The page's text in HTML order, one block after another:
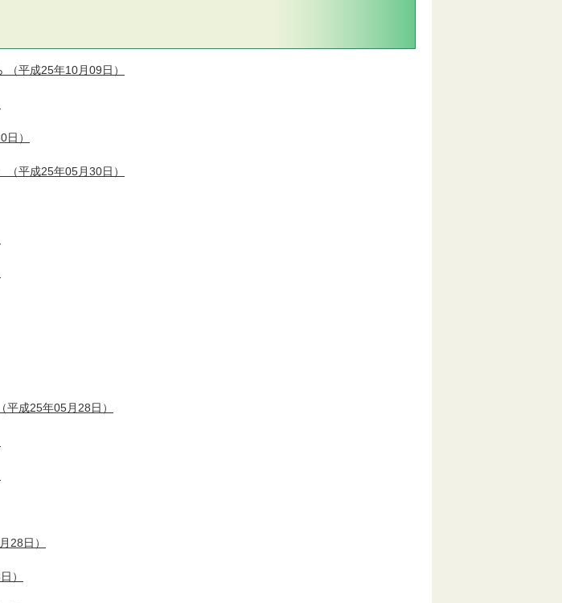
（平成25年10月09日）
日）
（平成25年05月30日）
（平成25年05月28日）
28日）
）